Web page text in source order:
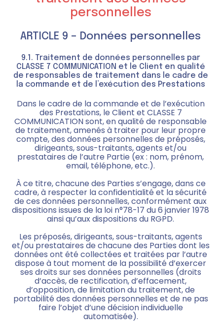
personnelles
ARTICLE 9 – Données personnelles
9.1. Traitement de données personnelles par
CLASSE 7 COMMUNICATION et le Client en qualité
de responsables de traitement dans le cadre de
la commande et de l’exécution des Prestations
Dans le cadre de la commande et de l’exécution
des Prestations, le Client et CLASSE 7
COMMUNICATION sont, en qualité de responsable
de traitement, amenés à traiter pour leur propre
compte, des données personnelles de préposés,
dirigeants, sous-traitants, agents et/ou
prestataires de l’autre Partie (ex : nom, prénom,
email, téléphone, etc.).
À ce titre, chacune des Parties s’engage, dans ce
cadre, à respecter la confidentialité et la sécurité
de ces données personnelles, conformément aux
dispositions issues de la loi n°78-17 du 6 janvier 1978
ainsi qu’aux dispositions du RGPD.
Les préposés, dirigeants, sous-traitants, agents
et/ou prestataires de chacune des Parties dont les
données ont été collectées et traitées par l’autre
dispose à tout moment de la possibilité d’exercer
ses droits sur ses données personnelles (droits
d’accès, de rectification, d’effacement,
d’opposition, de limitation du traitement, de
portabilité des données personnelles et de ne pas
faire l’objet d’une décision individuelle
automatisée).